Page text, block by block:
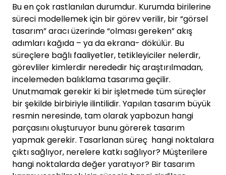
Bu en çok rastlanılan durumdur. Kurumda birilerine
süreci modellemek için bir görev verilir, bir “görsel
tasarım” aracı üzerinde “olması gereken” akış
adımları kağıda – ya da ekrana- dökülür. Bu
süreçlere bağlı faaliyetler, tetikleyiciler nelerdir,
görevliler kimlerdir nerededir hiç araştırılmadan,
incelemeden balıklama tasarıma geçilir.
Unutmamak gerekir ki bir işletmede tüm süreçler
bir şekilde birbiriyle ilintilidir. Yapılan tasarım büyük
resmin neresinde, tam olarak yapbozun hangi
parçasını oluşturuyor bunu görerek tasarım
yapmak gerekir. Tasarlanan süreç hangi noktalara
çıktı sağlıyor, nerelere katkı sağlıyor? Müşterilere
hangi noktalarda değer yaratıyor? Bir tasarım